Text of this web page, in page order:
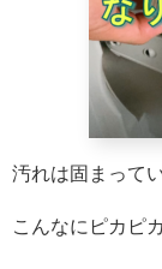
汚れは固まって
こんなにピカピ